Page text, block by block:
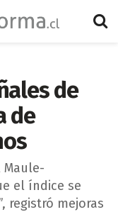
de
de
Maule-
el índice se
registró mejoras